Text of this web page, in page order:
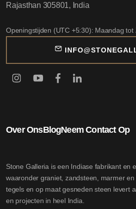
Over OnsBlogNeem Contact Op
Stone Galleria is een Indiase fabrikant en
waaronder graniet, zandsteen, marmer en
tegels en op maat gesneden steen levert
en projecten in heel India.
Rajasthan 305801, India
Openingstijden (UTC +5:30): Maandag